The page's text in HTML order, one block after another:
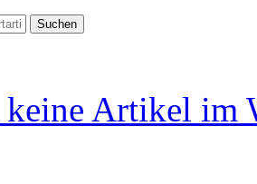
Suchen
keine Artikel im